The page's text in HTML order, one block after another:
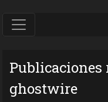
Publicaciones
ghostwire